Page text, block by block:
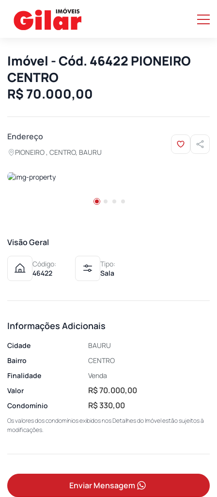
Imóvel - Cód. 46422 PIONEIRO
CENTRO
R$ 70.000,00
Endereço
PIONEIRO , CENTRO, BAURU
Visão Geral
Código:
46422
Tipo:
Sala
Informações Adicionais
Cidade
BAURU
Bairro
CENTRO
Finalidade
Venda
Valor
R$ 70.000,00
Condomínio R$ 330,00
Os valores dos condomínios exibidos nos Detalhes do Imóvel estão sujeitos à
modificações.
Enviar Mensagem